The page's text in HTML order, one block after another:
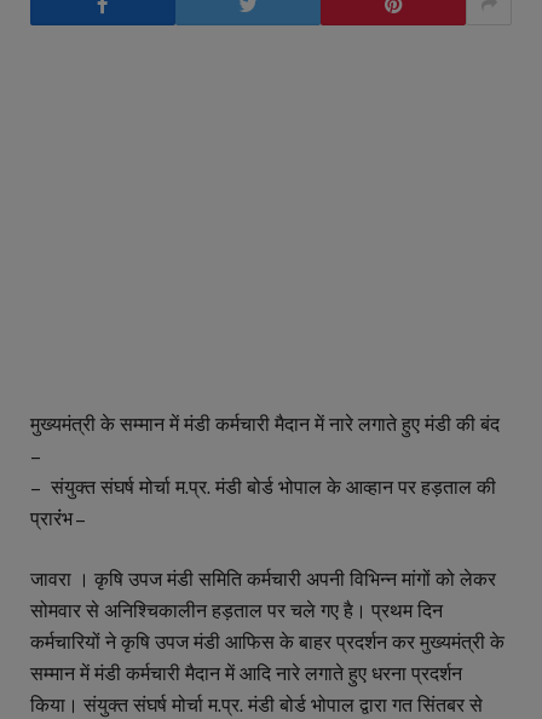
मुख्यमंत्री के सम्मान में मंडी कर्मचारी मैदान में नारे लगाते हुए मंडी की बंद
–
– संयुक्त संघर्ष मोर्चा म.प्र. मंडी बोर्ड भोपाल के आव्हान पर हड़ताल की
प्रारंंभ –
जावरा । कृषि उपज मंडी समिति कर्मचारी अपनी विभिन्न मांगों को लेकर
सोमवार से अनिश्चिकालीन हड़ताल पर चले गए है। प्रथम दिन
कर्मचारियों ने कृषि उपज मंडी आफिस के बाहर प्रदर्शन कर मुख्यमंत्री के
सम्मान में मंडी कर्मचारी मैदान में आदि नारे लगाते हुए धरना प्रदर्शन
किया। संयुक्त संघर्ष मोर्चा म.प्र. मंडी बोर्ड भोपाल द्वारा गत सिंतबर से